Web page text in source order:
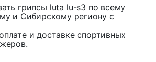
грипсы luta lu-s3 по всему
и Сибирскому региону с
и доставке спортивных